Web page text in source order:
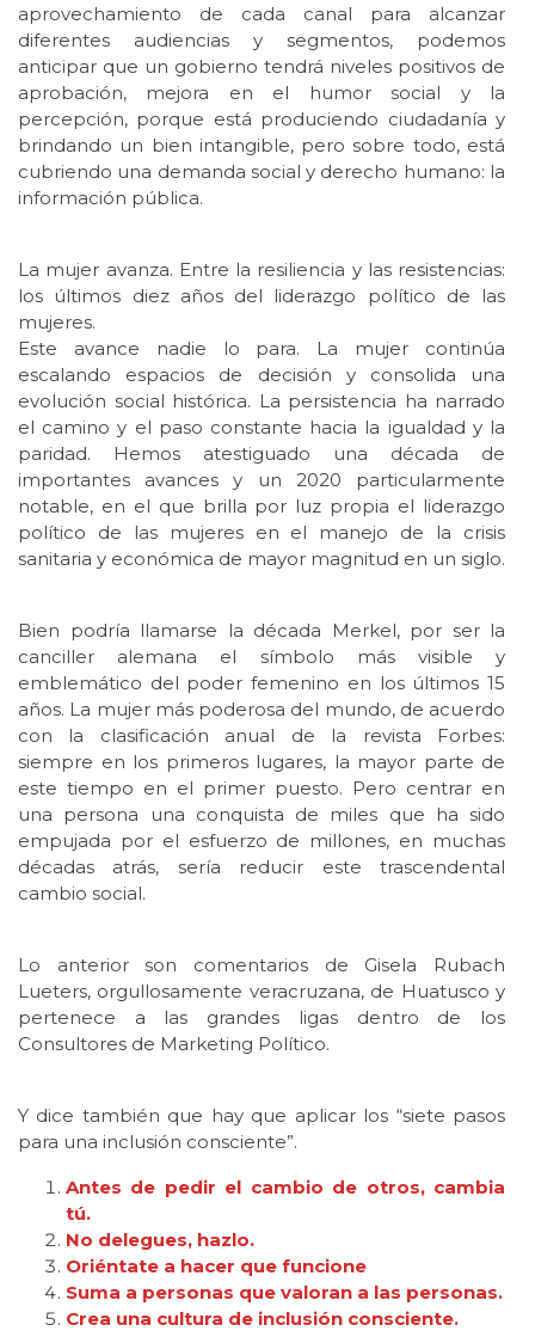
aprovechamiento de cada canal para alcanzar
diferentes audiencias y segmentos, podemos
anticipar que un gobierno tendrá niveles positivos de
aprobación, mejora en el humor social y la
percepción, porque está produciendo ciudadanía y
brindando un bien intangible, pero sobre todo, está
cubriendo una demanda social y derecho humano: la
información pública.
La mujer avanza. Entre la resiliencia y las resistencias:
los últimos diez años del liderazgo político de las
mujeres.
Este avance nadie lo para. La mujer continúa
escalando espacios de decisión y consolida una
evolución social histórica. La persistencia ha narrado
el camino y el paso constante hacia la igualdad y la
paridad. Hemos atestiguado una década de
importantes avances y un 2020 particularmente
notable, en el que brilla por luz propia el liderazgo
político de las mujeres en el manejo de la crisis
sanitaria y económica de mayor magnitud en un siglo.
Bien podría llamarse la década Merkel, por ser la
canciller alemana el símbolo más visible y
emblemático del poder femenino en los últimos 15
años. La mujer más poderosa del mundo, de acuerdo
con la clasificación anual de la revista Forbes:
siempre en los primeros lugares, la mayor parte de
este tiempo en el primer puesto. Pero centrar en
una persona una conquista de miles que ha sido
empujada por el esfuerzo de millones, en muchas
décadas atrás, sería reducir este trascendental
cambio social.
Lo anterior son comentarios de Gisela Rubach
Lueters, orgullosamente veracruzana, de Huatusco y
pertenece a las grandes ligas dentro de los
Consultores de Marketing Político.
Y dice también que hay que aplicar los “siete pasos
para una inclusión consciente”.
Antes de pedir el cambio de otros, cambia
tú.
No delegues, hazlo.
Oriéntate a hacer que funcione
Suma a personas que valoran a las personas.
Crea una cultura de inclusión consciente.